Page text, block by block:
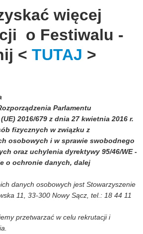
więcej
o Festiwalu -
< TUTAJ >
Parlamentu
2016/679 z dnia 27 kwietnia 2016 r.
fizycznych w związku z
osobowych i w sprawie swobodnego
oraz uchylenia dyrektywy 95/46/WE -
o ochronie danych, dalej
danych osobowych jest Stowarzyszenie
11, 33-300 Nowy Sącz, tel.: 18 44 11
przetwarzać w celu rekrutacji i